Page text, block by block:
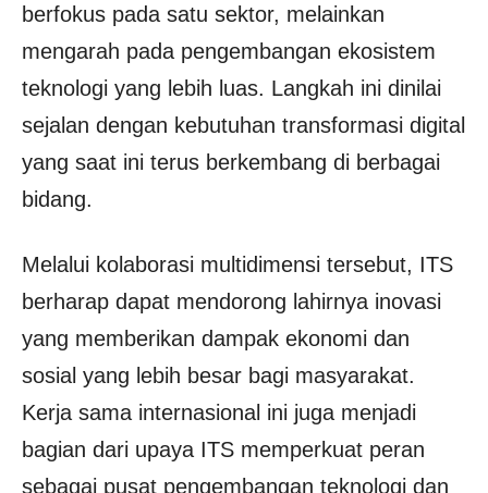
berfokus pada satu sektor, melainkan
mengarah pada pengembangan ekosistem
teknologi yang lebih luas. Langkah ini dinilai
sejalan dengan kebutuhan transformasi digital
yang saat ini terus berkembang di berbagai
bidang.
Melalui kolaborasi multidimensi tersebut, ITS
berharap dapat mendorong lahirnya inovasi
yang memberikan dampak ekonomi dan
sosial yang lebih besar bagi masyarakat.
Kerja sama internasional ini juga menjadi
bagian dari upaya ITS memperkuat peran
sebagai pusat pengembangan teknologi dan